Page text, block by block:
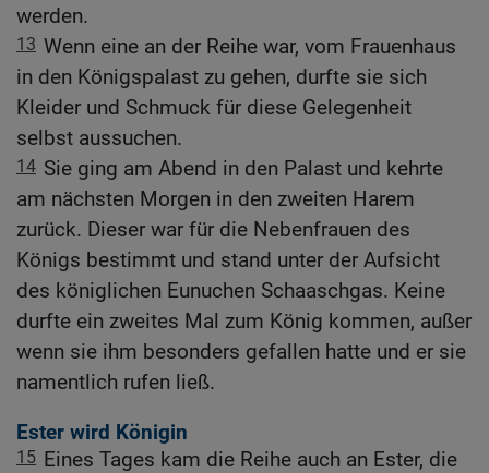
werden.
13 Wenn eine an der Reihe war, vom Frauenhaus
in den Königspalast zu gehen, durfte sie sich
Kleider und Schmuck für diese Gelegenheit
selbst aussuchen.
14 Sie ging am Abend in den Palast und kehrte
am nächsten Morgen in den zweiten Harem
zurück. Dieser war für die Nebenfrauen des
Königs bestimmt und stand unter der Aufsicht
des königlichen Eunuchen Schaaschgas. Keine
durfte ein zweites Mal zum König kommen, außer
wenn sie ihm besonders gefallen hatte und er sie
namentlich rufen ließ.
Ester wird Königin
15 Eines Tages kam die Reihe auch an Ester, die